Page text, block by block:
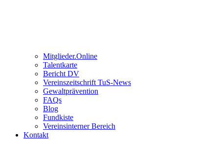
Mitglieder.Online
Talentkarte
Bericht DV
Vereinszeitschrift TuS-News
Gewaltprävention
FAQs
Blog
Fundkiste
Vereinsinterner Bereich
Kontakt